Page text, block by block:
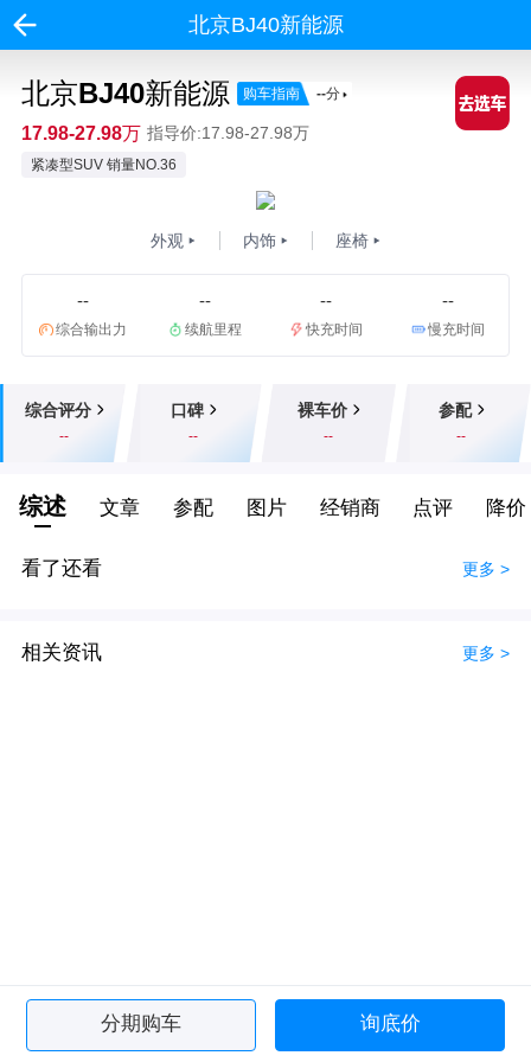
北京BJ40新能源
北京BJ40新能源 购车指南 --分
17.98-27.98万 指导价:17.98-27.98万
紧凑型SUV 销量NO.36
外观 内饰 座椅
--
综合输出力
--
续航里程
--
快充时间
--
慢充时间
综合评分
--
口碑
--
裸车价
--
参配
--
综述 文章 参配 图片 经销商 点评 降价
看了还看 更多 >
相关资讯 更多 >
分期购车 询底价